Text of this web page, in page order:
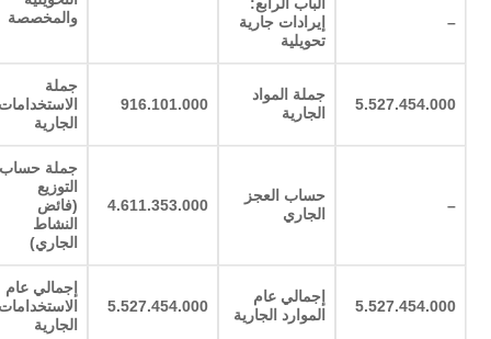
والمخصصة
–
إيرادات جارية
تحويلية
5.527.454.000
جملة المواد
الجارية
916.101.000
جملة
الجارية
–
حساب العجز
الجاري
4.611.353.000
جملة
التوزيع
(فائض
النشاط
الجاري)
5.527.454.000
إجمالي عام
الموارد الجارية
5.527.454.000
إجمالي عام
الجارية